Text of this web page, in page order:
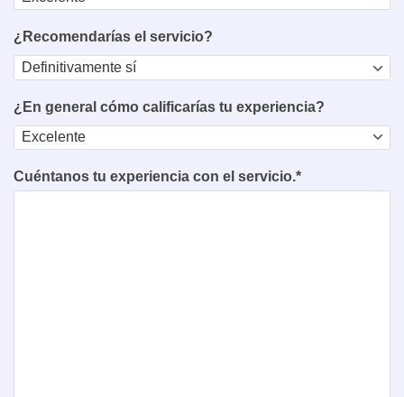
¿Recomendarías el servicio?
¿En general cómo calificarías tu experiencia?
Cuéntanos tu experiencia con el servicio.*